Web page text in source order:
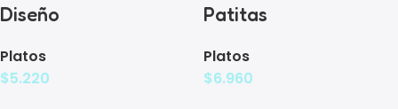
Diseño
Platos
$5.220
Patitas
Platos
$6.960